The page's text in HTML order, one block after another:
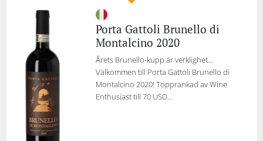
Porta Gattoli Brunello di
Montalcino 2020
Årets Brunello-kupp är verklighet…
Välkommen till Porta Gattoli Brunello di
Montalcino 2020! Topprankad av Wine
Enthusiast till 70 USD...